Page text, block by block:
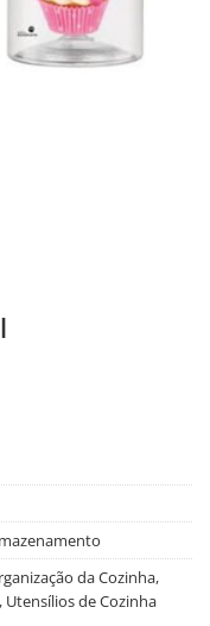
da Cozinha,
, Utensílios de Cozinha